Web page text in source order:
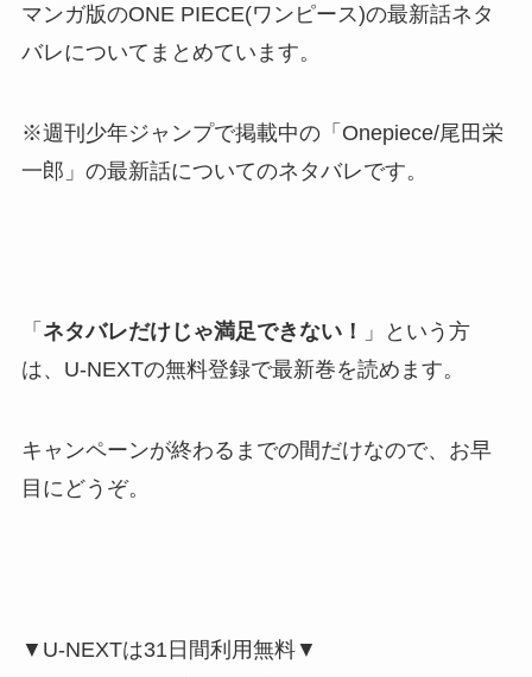
マンガ版のONE PIECE(ワンピース)の最新話ネタ
バレについてまとめています。
※週刊少年ジャンプで掲載中の「Onepiece/尾田栄
一郎」の最新話についてのネタバレです。
「 ネタバレだけじゃ満足できない！
」という方
は、U-NEXTの無料登録で最新巻を読めます。
キャンペーンが終わるまでの間だけなので、お早
目にどうぞ。
▼U-NEXTは31日間利用無料▼